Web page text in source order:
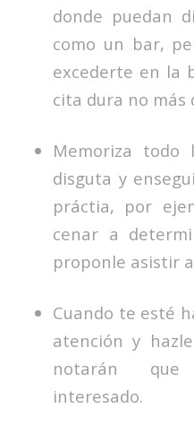
donde puedan
como un bar,
excederte en la
cita dura no más
Memoriza
disguta y
práctia, por
cenar a
proponle asistir
Cuando te esté
atención y
notarán que
interesado.